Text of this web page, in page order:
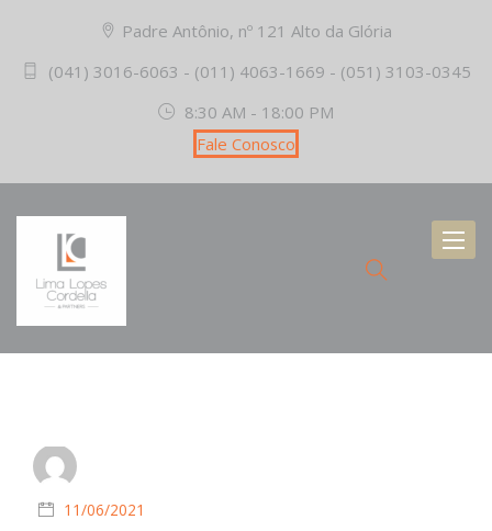
Padre Antônio, nº 121 Alto da Glória
(041) 3016-6063 - (011) 4063-1669 - (051) 3103-0345
8:30 AM - 18:00 PM
Fale Conosco
11/06/2021